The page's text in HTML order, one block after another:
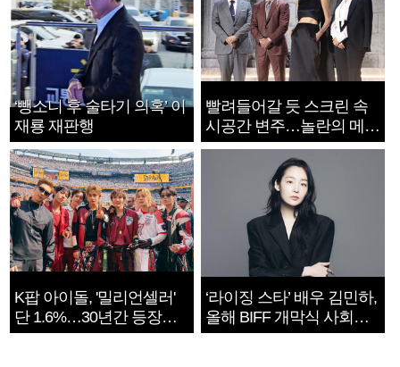
‘뺑소니 후 술타기 의혹’ 이
재룡 재판행
빨려들어갈 듯 스크린 속
시공간 변주…놀란의 메시
지는 ‘전쟁 속죄’
K팝 아이돌, '밀리언셀러'
단 1.6%…30년간 등장
1182개팀 전수조사
‘라이징 스타’ 배우 김민하,
올해 BIFF 개막식 사회자
확정